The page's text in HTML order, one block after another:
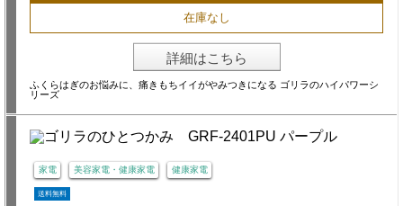
在庫なし
詳細はこちら
ふくらはぎのお悩みに、痛きもちイイがやみつきになる ゴリラのハイパワーシ
リーズ
家電 美容家電・健康家電 健康家電
送料無料